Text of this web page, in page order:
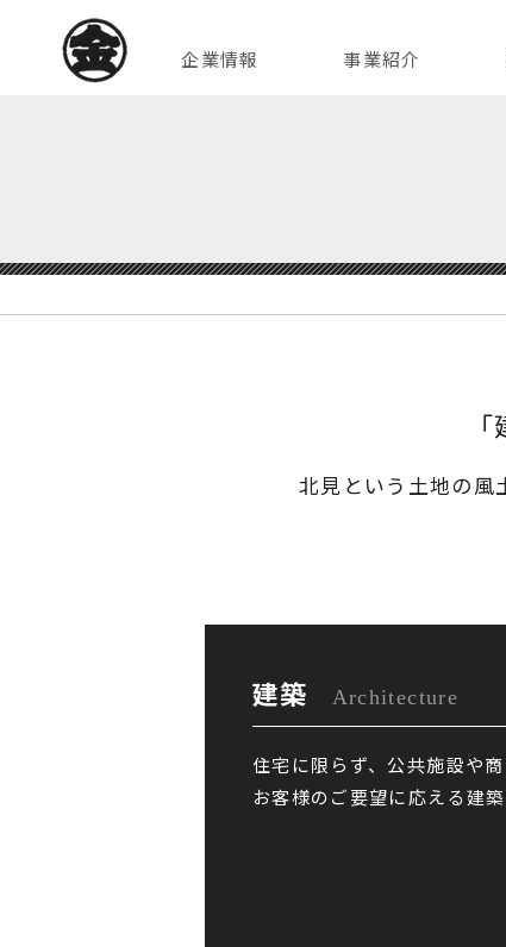
企業情報 事業紹介
北見という土地の風
建築 Architecture
住宅に限らず、公共施設や商
お客様のご要望に応える建